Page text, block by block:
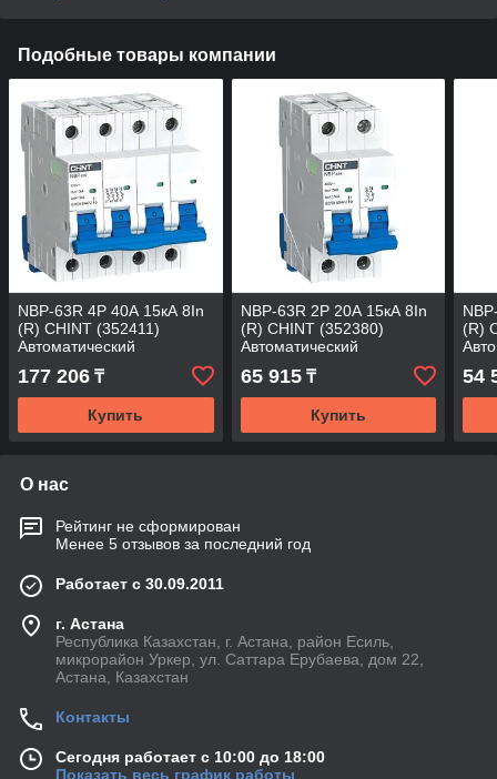
Подобные товары компании
NBP-63R 4P 40А 15кА 8In
(R) CHINT (352411)
Автоматический
выключатель
177 206 ₸
Купить
NBP-63R 2P 20А 15кА 8In
(R) CHINT (352380)
Автоматический
выключатель
65 915₸
Купить
(R)
54
О нас
Рейтинг не сформирован
Менее 5 отзывов за последний год
Работает с 30.09.2011
г. Астана
Республика Казахстан, г. Астана, район Есиль,
микрорайон Уркер, ул. Саттара Ерубаева, дом 22,
Астана, Казахстан
Контакты
Сегодня работает с 10:00 до 18:00
Показать весь график работы